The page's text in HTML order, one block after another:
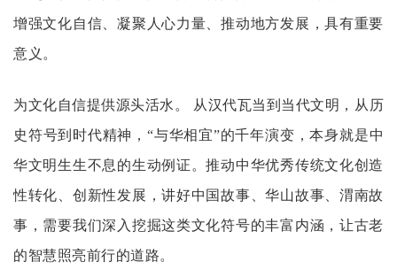
增强文化自信、凝聚人心力量、推动地方发展，具有重要
意义。
为文化自信提供源头活水。
从汉代瓦当到当代文明，从历
史符号到时代精神，“与华相宜”的千年演变，本身就是中
华文明生生不息的生动例证。推动中华优秀传统文化创造
性转化、创新性发展，讲好中国故事、华山故事、渭南故
事，需要我们深入挖掘这类文化符号的丰富内涵，让古老
的智慧照亮前行的道路。